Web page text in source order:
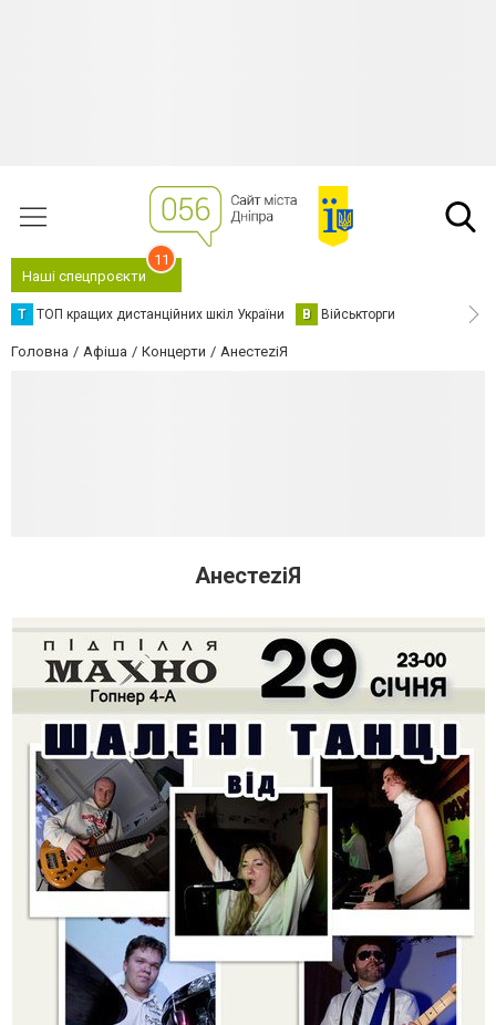
Наші спецпроєкти
11
Т ТОП кращих дистанційних шкіл України В Військторги
Головна Афіша Концерти АнестеziЯ
АнестеziЯ